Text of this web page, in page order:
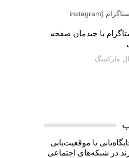
با چیدمان صفحه
مارکتینگ
یا موقعیت‌یابی
در شبکه‌های اجتماعی